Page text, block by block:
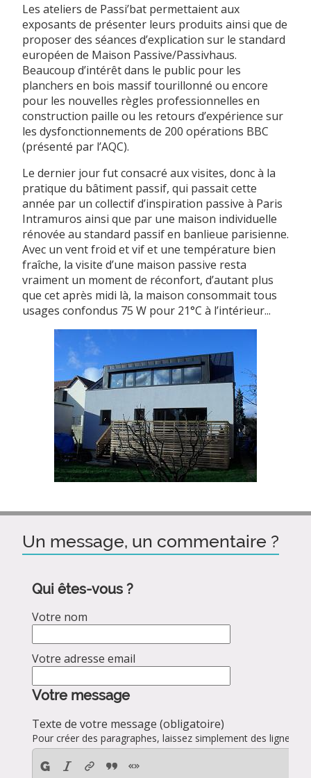
Les ateliers de Passi’bat permettaient aux
exposants de présenter leurs produits ainsi que de
proposer des séances d’explication sur le standard
européen de Maison Passive/Passivhaus.
Beaucoup d’intérêt dans le public pour les
planchers en bois massif tourillonné ou encore
pour les nouvelles règles professionnelles en
construction paille ou les retours d’expérience sur
les dysfonctionnements de 200 opérations BBC
(présenté par l’AQC).
Le dernier jour fut consacré aux visites, donc à la
pratique du bâtiment passif, qui passait cette
année par un collectif d’inspiration passive à Paris
Intramuros ainsi que par une maison individuelle
rénovée au standard passif en banlieue parisienne.
Avec un vent froid et vif et une température bien
fraîche, la visite d’une maison passive resta
vraiment un moment de réconfort, d’autant plus
que cet après midi là, la maison consommait tous
usages confondus 75 W pour 21°C à l’intérieur...
Un message, un commentaire ?
Qui êtes-vous ?
Votre nom
Votre adresse email
Votre message
Texte de votre message (obligatoire)
Pour créer des paragraphes, laissez simplement des lignes